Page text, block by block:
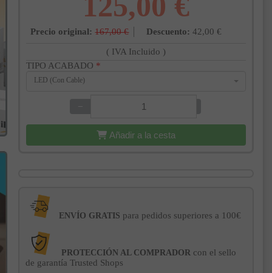
Precio original: 167,00 € Descuento: 42,00 €
( IVA Incluido )
TIPO ACABADO *
LED (Con Cable)
−
Añadir a la cesta
ENVÍO GRATIS para pedidos superiores a 100€
PROTECCIÓN AL COMPRADOR con el sello
de garantía Trusted Shops